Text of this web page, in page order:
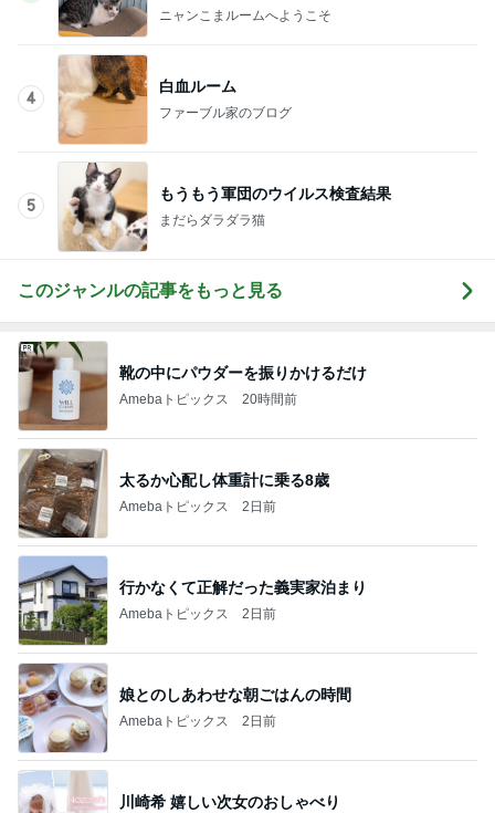
ニャンこまルームへようこそ
4
白血ルーム
ファーブル家のブログ
5
もうもう軍団のウイルス検査結果
まだらダラダラ猫
このジャンルの記事をもっと見る
靴の中にパウダーを振りかけるだけ
Amebaトピックス 20時間前
太るか心配し体重計に乗る8歳
Amebaトピックス 2日前
行かなくて正解だった義実家泊まり
Amebaトピックス 2日前
娘とのしあわせな朝ごはんの時間
Amebaトピックス 2日前
川崎希 嬉しい次女のおしゃべり